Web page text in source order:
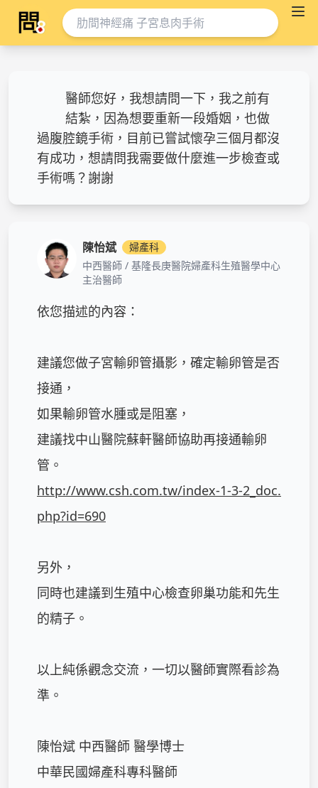
醫師您好，我想請問一下，我之前有
結紮，因為想要重新一段婚姻，也做
過腹腔鏡手術，目前已嘗試懷孕三個月都沒
有成功，想請問我需要做什麼進一步檢查或
手術嗎？謝謝
陳怡斌
婦產科
中西醫師 / 基隆長庚醫院婦產科生殖醫學中心
主治醫師
依您描述的內容：
建議您做子宮輸卵管攝影，確定輸卵管是否
接通，
如果輸卵管水腫或是阻塞，
建議找中山醫院蘇軒醫師協助再接通輸卵
http://www.csh.com.tw/index-1-3-2_doc.
php?id=690
另外，
同時也建議到生殖中心檢查卵巢功能和先生
的精子。
以上純係觀念交流，一切以醫師實際看診為
準。
陳怡斌 中西醫師 醫學博士
中華民國婦產科專科醫師